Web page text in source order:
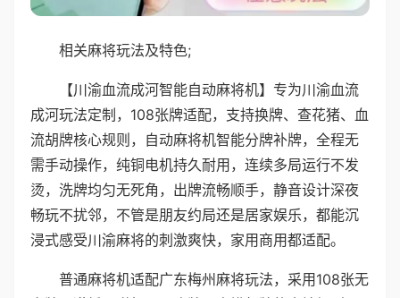
相关麻将玩法及特色;
【川渝血流成河智能自动麻将机】专为川渝血流
成河玩法定制，108张牌适配，支持换牌、查花猪、血
流胡牌核心规则，自动麻将机智能分牌补牌，全程无
需手动操作，纯铜电机持久耐用，连续多局运行不发
烫，洗牌均匀无死角，出牌流畅顺手，静音设计深夜
畅玩不扰邻，不管是朋友约局还是居家娱乐，都能沉
浸式感受川渝麻将的刺激爽快，家用商用都适配。
普通麻将机适配广东梅州麻将玩法，采用108张无